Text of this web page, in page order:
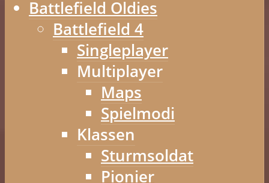
Battlefield Oldies
Battlefield 4
Singleplayer
Multiplayer
Maps
Spielmodi
Klassen
Sturmsoldat
Pionier